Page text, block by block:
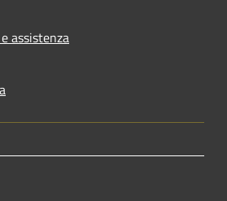
assistenza